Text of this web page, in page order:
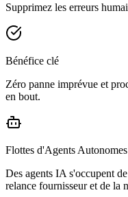
Supprimez les erreurs
Bénéfice clé
Zéro panne imprévue et
en bout.
Flottes d'Agents Autonomes
Des agents IA s'occupent
relance fournisseur et de la